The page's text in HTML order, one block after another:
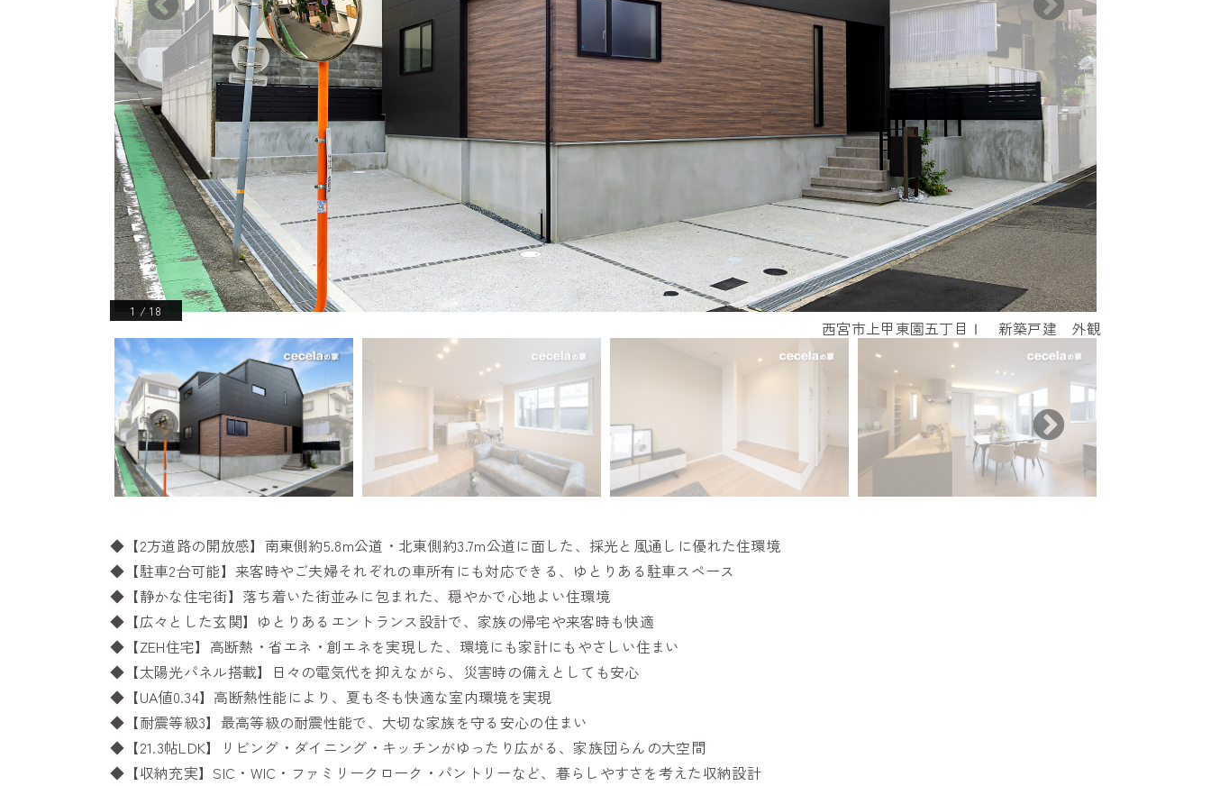
西宮市上甲東園五丁目Ⅰ 新築戸建 外観
1 /18
◆【2方道路の開放感】南東側約5.8m公道・北東側約3.7m公道に面した、採光と風通しに優れた住環境
◆【駐車2台可能】来客時やご夫婦それぞれの車所有にも対応できる、ゆとりある駐車スペース
◆【静かな住宅街】落ち着いた街並みに包まれた、穏やかで心地よい住環境
◆【広々とした玄関】ゆとりあるエントランス設計で、家族の帰宅や来客時も快適
◆【ZEH住宅】高断熱・省エネ・創エネを実現した、環境にも家計にもやさしい住まい
◆【太陽光パネル搭載】日々の電気代を抑えながら、災害時の備えとしても安心
◆【UA値0.34】高断熱性能により、夏も冬も快適な室内環境を実現
◆【耐震等級3】最高等級の耐震性能で、大切な家族を守る安心の住まい
◆【21.3帖LDK】リビング・ダイニング・キッチンがゆったり広がる、家族団らんの大空間
◆【収納充実】SIC・WIC・ファミリークローク・パントリーなど、暮らしやすさを考えた収納設計